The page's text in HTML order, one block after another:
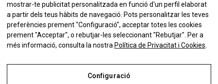
mostrar-te publicitat personalitzada en funció d'un perfil elaborat
a partir dels teus hàbits de navegació. Pots personalitzar les teves
preferències prement "Configuració", acceptar totes les cookies
prement "Acceptar", o rebutjar-les seleccionant "Rebutjar". Per a
més informació, consulta la nostra Política de Privacitat i Cookies
Configuració